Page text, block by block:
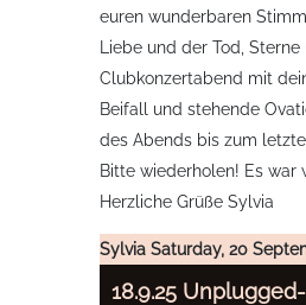
euren wunderbaren
Liebe und der Tod,
Clubkonzertabend mit
Beifall und stehende
des Abends bis zum
Bitte wiederholen! Es war
Herzliche Grüße Sylvia
Sylvia Saturday, 20
18.9.25